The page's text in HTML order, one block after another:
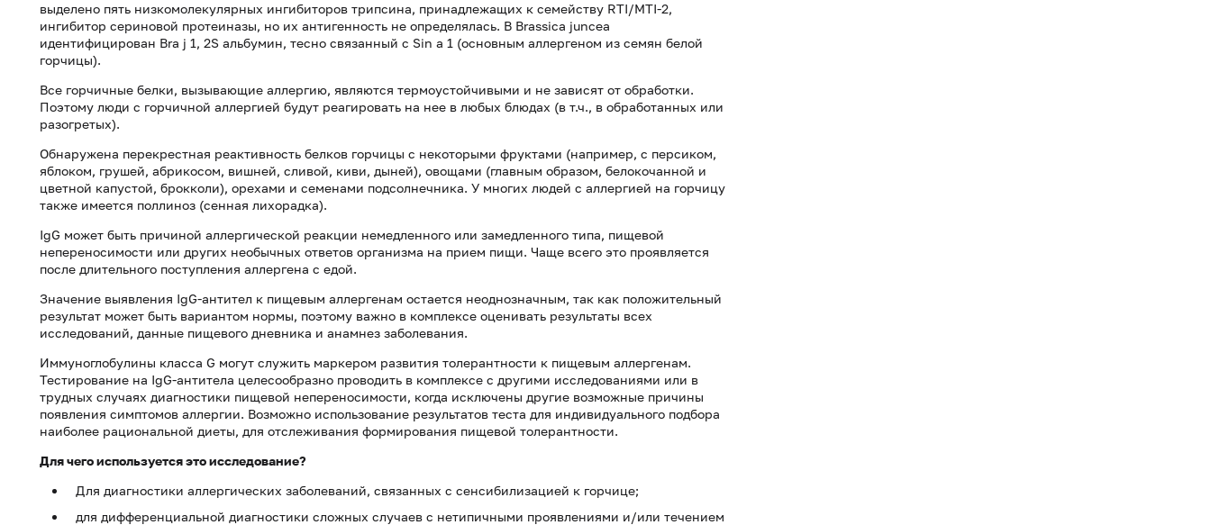
выделено пять низкомолекулярных ингибиторов трипсина, принадлежащих к семейству RTI/MTI-2,
ингибитор сериновой протеиназы, но их антигенность не определялась. В Brassica juncea
идентифицирован Bra j 1, 2S альбумин, тесно связанный с Sin a 1 (основным аллергеном из семян белой
горчицы).
Все горчичные белки, вызывающие аллергию, являются термоустойчивыми и не зависят от обработки.
Поэтому люди с горчичной аллергией будут реагировать на нее в любых блюдах (в т.ч., в обработанных или
разогретых).
Обнаружена перекрестная реактивность белков горчицы с некоторыми фруктами (например, с персиком,
яблоком, грушей, абрикосом, вишней, сливой, киви, дыней), овощами (главным образом, белокочанной и
цветной капустой, брокколи), орехами и семенами подсолнечника. У многих людей с аллергией на горчицу
также имеется поллиноз (сенная лихорадка).
IgG может быть причиной аллергической реакции немедленного или замедленного типа, пищевой
непереносимости или других необычных ответов организма на прием пищи. Чаще всего это проявляется
после длительного поступления аллергена с едой.
Значение выявления IgG-антител к пищевым аллергенам остается неоднозначным, так как положительный
результат может быть вариантом нормы, поэтому важно в комплексе оценивать результаты всех
исследований, данные пищевого дневника и анамнез заболевания.
Иммуноглобулины класса G могут служить маркером развития толерантности к пищевым аллергенам.
Тестирование на IgG-антитела целесообразно проводить в комплексе с другими исследованиями или в
трудных случаях диагностики пищевой непереносимости, когда исключены другие возможные причины
появления симптомов аллергии. Возможно использование результатов теста для индивидуального подбора
наиболее рациональной диеты, для отслеживания формирования пищевой толерантности.
Для чего используется это исследование?
Для диагностики аллергических заболеваний, связанных с сенсибилизацией к горчице;
для дифференциальной диагностики сложных случаев с нетипичными проявлениями и/или течением